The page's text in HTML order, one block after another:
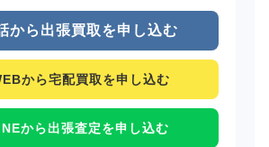
から出張買取を申し込む
から宅配買取を申し込む
から出張査定を申し込む